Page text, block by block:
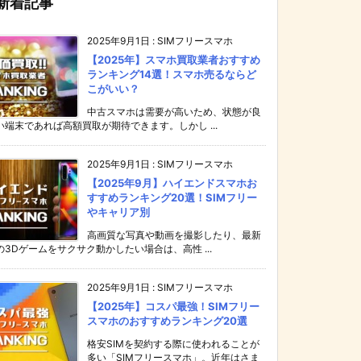
2025年9月1日 : SIMフリースマホ
【2025年】スマホ買取業者おすすめ
ランキング14選！スマホ売るならど
こがいい？
中古スマホは需要が高いため、状態が良
端末であれば高額買取が期待できます。しかし ...
2025年9月1日 : SIMフリースマホ
【2025年9月】ハイエンドスマホお
すすめランキング20選！SIMフリー
やキャリア別
高画質な写真や動画を撮影したり、最新
3Dゲームをサクサク動かしたい場合は、高性 ...
2025年9月1日 : SIMフリースマホ
【2025年】コスパ最強！SIMフリー
スマホのおすすめランキング20選
格安SIMを契約する際に使われることが
多い「SIMフリースマホ」。近年はさま